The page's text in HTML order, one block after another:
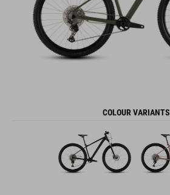
COLOUR VARIANTS